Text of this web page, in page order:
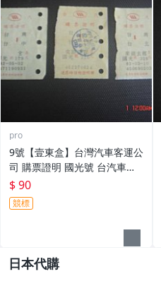
pro
9號【壹東盒】台灣汽車客運公
司 購票證明 國光號 台汽車票
等 共3張
$ 90
競標
日本代購